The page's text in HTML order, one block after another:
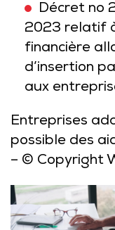
Décret no
2023 relatif
financière
d’insertion
aux
Entreprises
possible des
– © Copyright